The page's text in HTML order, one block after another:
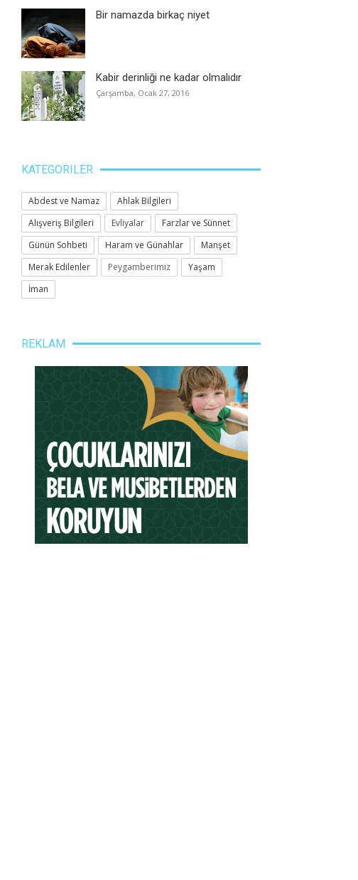
Bir namazda birkaç niyet
Kabir derinliği ne kadar olmalıdır
Çarşamba, Ocak 27, 2016
KATEGORILER
Abdest ve Namaz
Ahlak Bilgileri
Alışveriş Bilgileri
Evliyalar
Farzlar ve Sünnet
Günün Sohbeti
Haram ve Günahlar
Manşet
Merak Edilenler
Peygamberimiz
Yaşam
İman
REKLAM